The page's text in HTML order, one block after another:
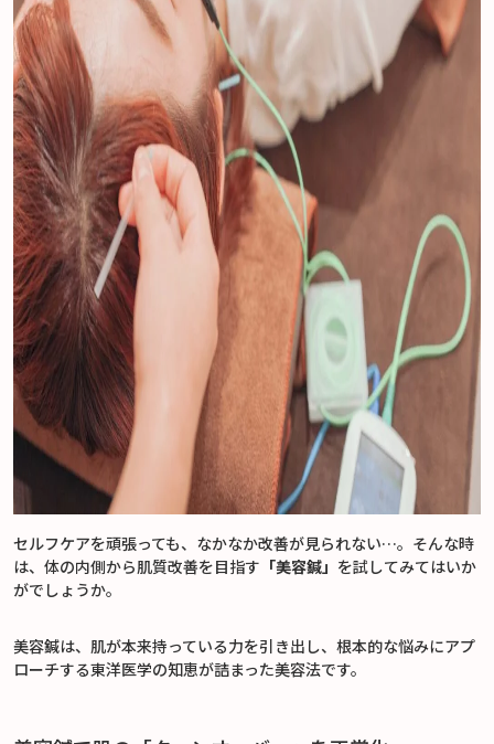
セルフケアを頑張っても、なかなか改善が見られない…。そんな時
は、体の内側から肌質改善を目指す 「美容鍼」 を試してみてはいか
がでしょうか。
美容鍼は、肌が本来持っている力を引き出し、根本的な悩みにアプ
ローチする東洋医学の知恵が詰まった美容法です。